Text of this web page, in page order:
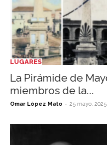
LUGARES
La Pirámide de
miembros de la...
Omar López Mato - 25 mayo, 2025